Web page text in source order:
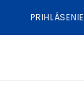
PRIHLÁSENIE